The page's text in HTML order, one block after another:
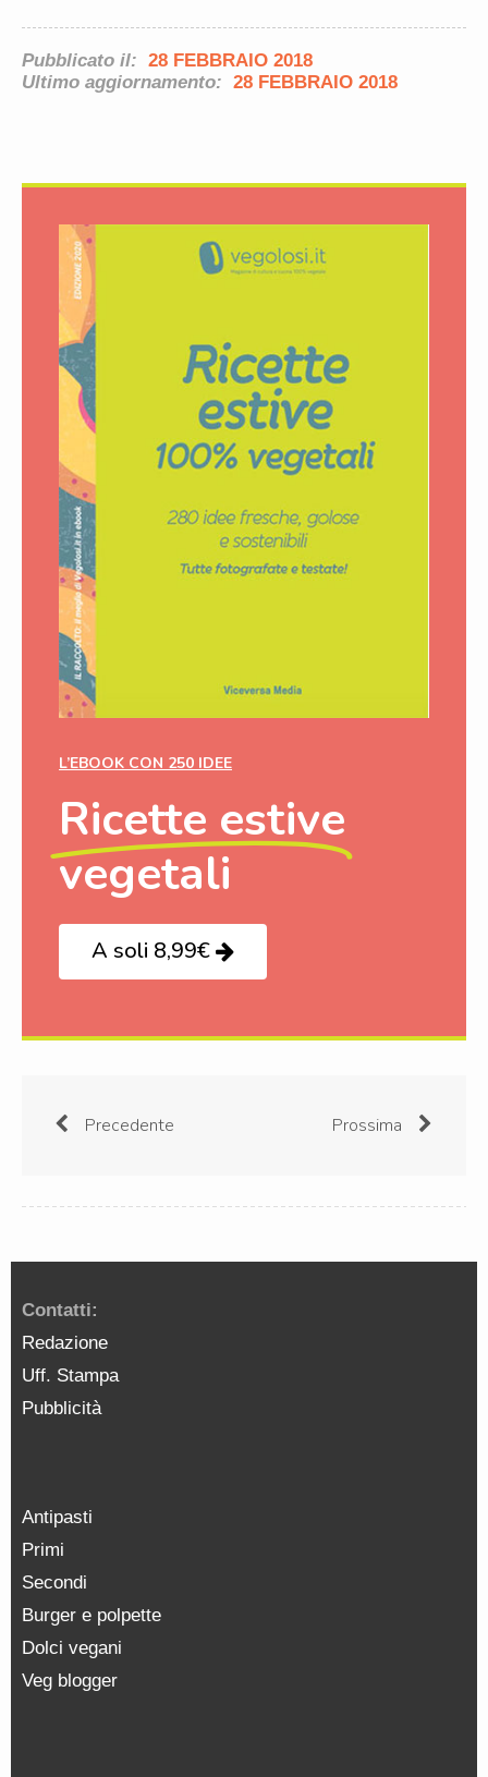
Pubblicato il: 28 FEBBRAIO 2018
Ultimo aggiornamento: 28 FEBBRAIO 2018
L’EBOOK CON 250 IDEE
Ricette estive
vegetali
A soli 8,99€
Precedente Prossima
Contatti:
Redazione
Uff. Stampa
Pubblicità
Antipasti
Primi
Secondi
Burger e polpette
Dolci vegani
Veg blogger